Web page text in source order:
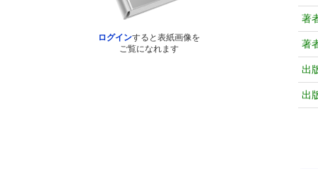
ログインすると表紙画像を
ご覧になれます
著
著
出
出